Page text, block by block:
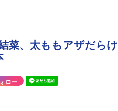
菜、太ももアザだら
ロー